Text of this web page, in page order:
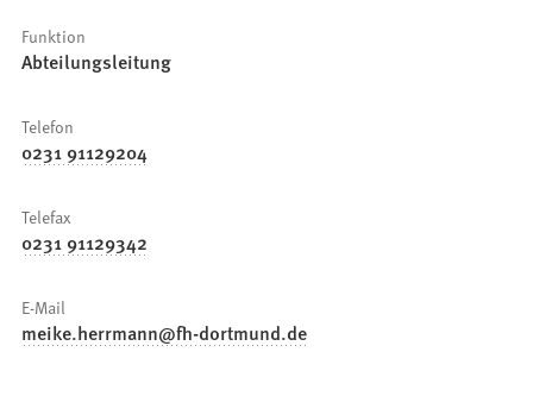
Funktion
Abteilungsleitung
Telefon
0231 91129204
Telefax
0231 91129342
E-Mail
meike.herrmann fh-dortmund de